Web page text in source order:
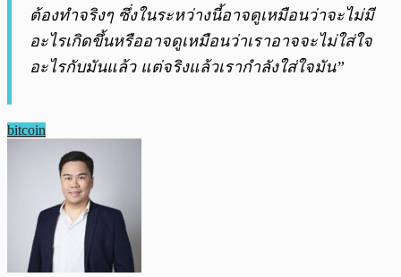
ต้องทำจริงๆ ซึ่งในระหว่างนี้อาจดูเหมือนว่าจะไม่มี
อะไรเกิดขึ้นหรืออาจดูเหมือนว่าเราอาจจะไม่ใส่ใจ
อะไรกับมันแล้ว แต่จริงแล้วเรากำลังใส่ใจมัน”
bitcoin